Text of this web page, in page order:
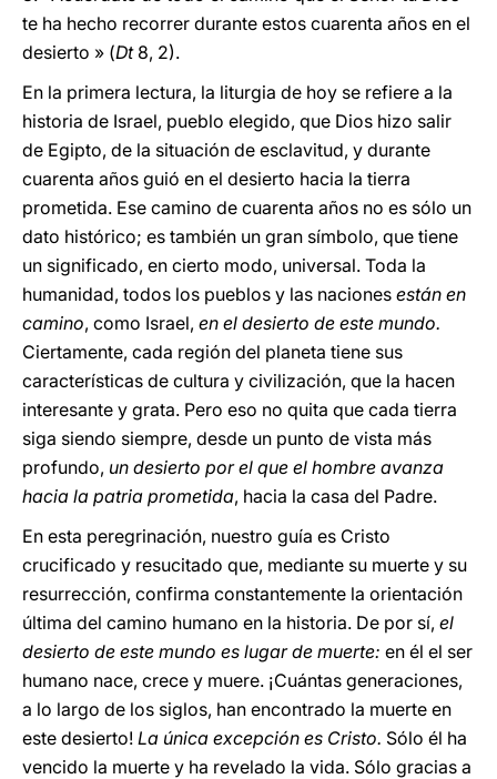
te ha hecho recorrer durante estos cuarenta años en el
desierto » (Dt 8, 2).
En la primera lectura, la liturgia de hoy se refiere a la
historia de Israel, pueblo elegido, que Dios hizo salir
de Egipto, de la situación de esclavitud, y durante
cuarenta años guió en el desierto hacia la tierra
prometida. Ese camino de cuarenta años no es sólo un
dato histórico; es también un gran símbolo, que tiene
un significado, en cierto modo, universal. Toda la
humanidad, todos los pueblos y las naciones están en
camino, como Israel, en el desierto de este mundo.
Ciertamente, cada región del planeta tiene sus
características de cultura y civilización, que la hacen
interesante y grata. Pero eso no quita que cada tierra
siga siendo siempre, desde un punto de vista más
profundo, un desierto por el que el hombre avanza
hacia la patria prometida, hacia la casa del Padre.
En esta peregrinación, nuestro guía es Cristo
crucificado y resucitado que, mediante su muerte y su
resurrección, confirma constantemente la orientación
última del camino humano en la historia. De por sí, el
desierto de este mundo es lugar de muerte: en él el ser
humano nace, crece y muere. ¡Cuántas generaciones,
a lo largo de los siglos, han encontrado la muerte en
este desierto! La única excepción es Cristo. Sólo él ha
vencido la muerte y ha revelado la vida. Sólo gracias a